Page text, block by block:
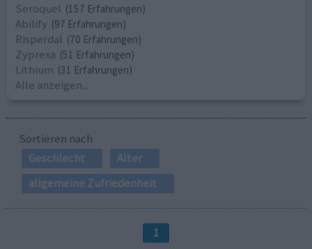
Seroquel (157 Erfahrungen)
Abilify (97 Erfahrungen)
Risperdal (70 Erfahrungen)
Zyprexa (51 Erfahrungen)
Lithium (31 Erfahrungen)
Alle anzeigen...
Sortieren nach
Geschlecht
Alter
allgemeine Zufriedenheit
1